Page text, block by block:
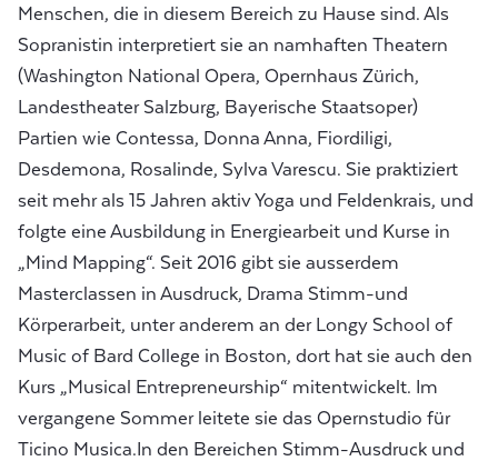
Menschen, die in diesem Bereich zu Hause sind. Als
Sopranistin interpretiert sie an namhaften Theatern
(Washington National Opera, Opernhaus Zürich,
Landestheater Salzburg, Bayerische Staatsoper)
Partien wie Contessa, Donna Anna, Fiordiligi,
Desdemona, Rosalinde, Sylva Varescu. Sie praktiziert
seit mehr als 15 Jahren aktiv Yoga und Feldenkrais, und
folgte eine Ausbildung in Energiearbeit und Kurse in
„Mind Mapping“. Seit 2016 gibt sie ausserdem
Masterclassen in Ausdruck, Drama Stimm-und
Körperarbeit, unter anderem an der Longy School of
Music of Bard College in Boston, dort hat sie auch den
Kurs „Musical Entrepreneurship“ mitentwickelt. Im
vergangene Sommer leitete sie das Opernstudio für
Ticino Musica.In den Bereichen Stimm-Ausdruck und